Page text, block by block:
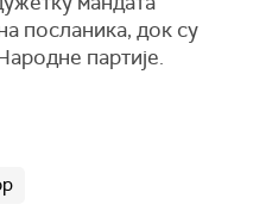
посланика, док су
партије.